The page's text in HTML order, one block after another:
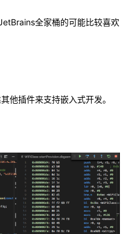
全家桶的可能比较喜欢
他插件来支持嵌入式开发。